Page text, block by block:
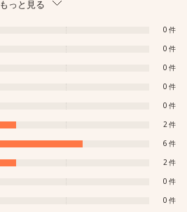
もっと見る
0
0
0
0
0
2
6
2
0
0